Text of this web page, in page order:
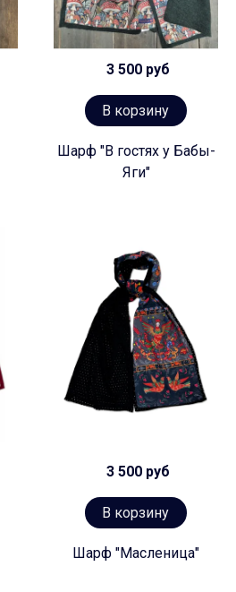
3 500 руб
В корзину
Шарф "В гостях у Бабы-
Яги"
3 500 руб
В корзину
Шарф "Масленица"